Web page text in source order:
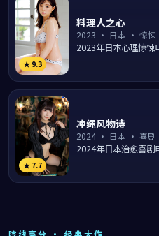
★ 9.3
料理人之心
2023 · 日本 · 惊悚
2023年日本心理惊悚
★ 7.7
冲绳风物诗
2024· 日本 · 喜剧
2024年日本治愈喜剧
院线高分 · 经典大作